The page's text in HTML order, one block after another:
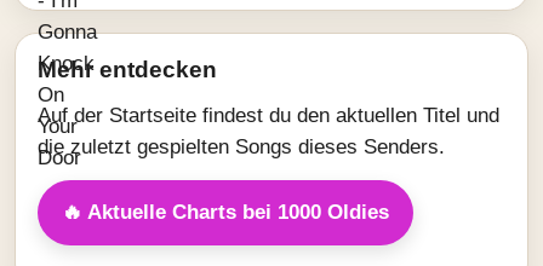
Mehr entdecken
Auf der Startseite findest du den aktuellen Titel und
die zuletzt gespielten Songs dieses Senders.
🔥 Aktuelle Charts bei 1000 Oldies